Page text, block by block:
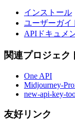
インストール
ユーザーガイ
APIドキュメ
関連プロジェク
One API
Midjourney-
new-api-key-
友好リンク